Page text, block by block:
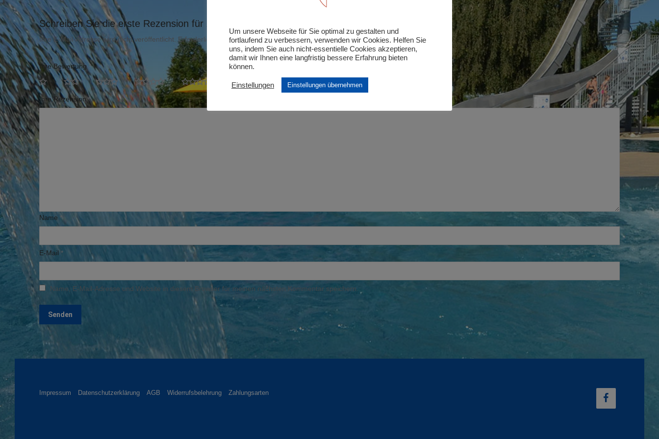
Schreiben Sie die erste Rezension für „Einzeleintritt Ermäßigte“
Ihre E-Mail-Adresse wird nicht veröffentlicht. Erforderliche Felder sind mit*markiert
Ihre Bewertung *
Ihre Rezension*
Name *
E-Mail *
Name, E-Mail-Adresse und Website in diesem Browser für meinen nächsten Kommentar speichern.
Impressum Datenschutzerklärung AGB Widerrufsbelehrung Zahlungsarten
Um unsere Webseite für Sie optimal zu gestalten und
fortlaufend zu verbessern, verwenden wir Cookies. Helfen Sie
uns, indem Sie auch nicht-essentielle Cookies akzeptieren,
damit wir Ihnen eine langfristig bessere Erfahrung bieten
können.
Einstellungen Einstellungen übernehmen